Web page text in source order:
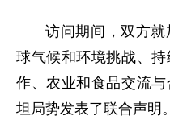
访问期间，双方
球气候和环境挑战、
作、农业和食品交流
坦局势发表了联合声明。